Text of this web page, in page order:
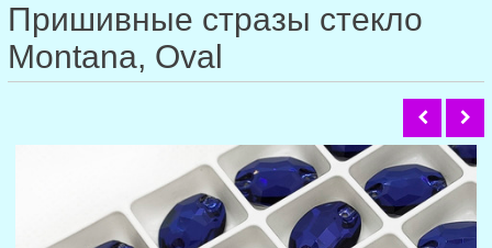
Пришивные стразы стекло
Montana, Oval